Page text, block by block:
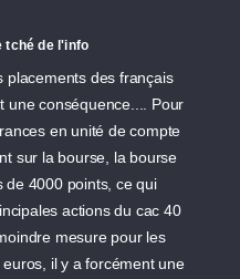
tché de l'info
placements des français
une conséquence.... Pour
en unité de compte
sur la bourse, la bourse
de 4000 points, ce qui
actions du cac 40
mesure pour les
il y a forcément une